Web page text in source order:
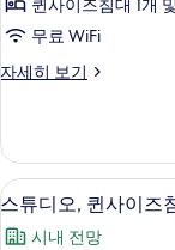
모
두
보
퀸사이즈침대 1개
무료 WiFi
자세히 보기
Studio
자
세
히
기
스
튜
10
스튜디오, 퀸사이즈
시내 전망